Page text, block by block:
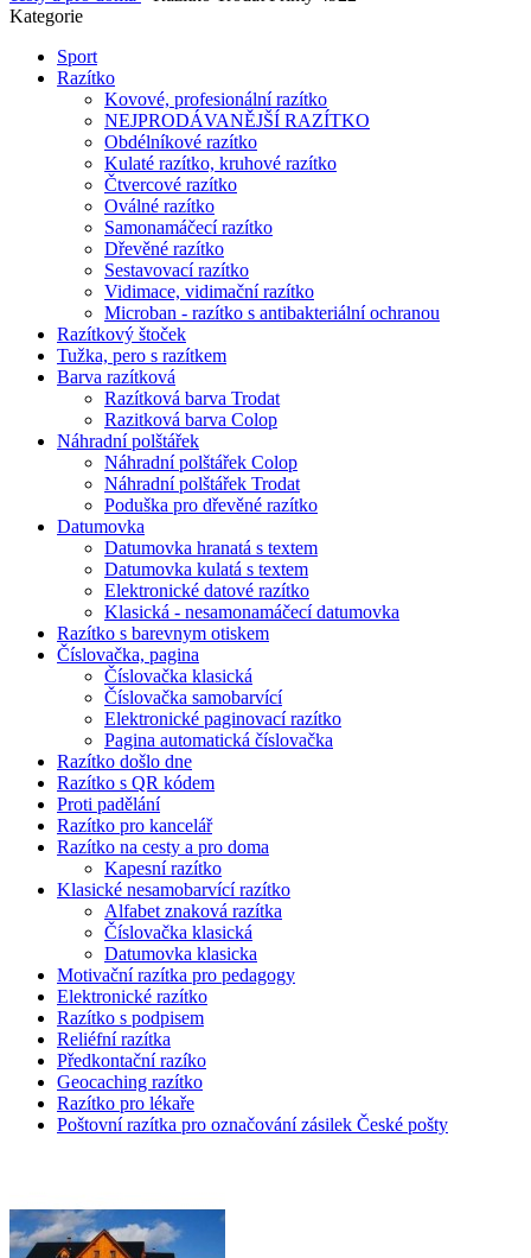
Kategorie
Sport
Razítko
Kovové, profesionální razítko
NEJPRODÁVANĚJŠÍ RAZÍTKO
Obdélníkové razítko
Kulaté razítko, kruhové razítko
Čtvercové razítko
Oválné razítko
Samonamáčecí razítko
Dřevěné razítko
Sestavovací razítko
Vidimace, vidimační razítko
Microban - razítko s antibakteriální ochranou
Razítkový štoček
Tužka, pero s razítkem
Barva razítková
Razítková barva Trodat
Razitková barva Colop
Náhradní polštářek
Náhradní polštářek Colop
Náhradní polštářek Trodat
Poduška pro dřevěné razítko
Datumovka
Datumovka hranatá s textem
Datumovka kulatá s textem
Elektronické datové razítko
Klasická - nesamonamáčecí datumovka
Razítko s barevnym otiskem
Číslovačka, pagina
Číslovačka klasická
Číslovačka samobarvící
Elektronické paginovací razítko
Pagina automatická číslovačka
Razítko došlo dne
Razítko s QR kódem
Proti padělání
Razítko pro kancelář
Razítko na cesty a pro doma
Kapesní razítko
Klasické nesamobarvící razítko
Alfabet znaková razítka
Číslovačka klasická
Datumovka klasicka
Motivační razítka pro pedagogy
Elektronické razítko
Razítko s podpisem
Reliéfní razítka
Předkontační razíko
Geocaching razítko
Razítko pro lékaře
Poštovní razítka pro označování zásilek České pošty